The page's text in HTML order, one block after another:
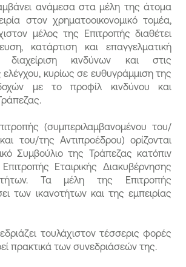
ανάμεσα στα μέλη της άτομα
στον χρηματοοικονομικό τομέα,
μέλος της Επιτροπής διαθέτει
κατάρτιση και επαγγελματική
διαχείριση κινδύνων και στις
ελέγχου, κυρίως σε ευθυγράμμιση της
με το προφίλ κινδύνου και
(συμπεριλαμβανομένου του/
του/της Αντιπροέδρου) ορίζονται
Συμβούλιο της Τράπεζας κατόπιν
Εταιρικής Διακυβέρνησης
Τα μέλη της Επιτροπής
των ικανοτήτων και της εμπειρίας
τουλάχιστον τέσσερις φορές
πρακτικά των συνεδριάσεών της.